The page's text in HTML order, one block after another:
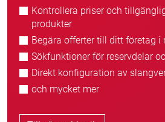
Kontrollera priser och
produkter
Begära offerter till ditt företag i
Sökfunktioner för reservdelar
Direkt konfiguration av
och mycket mer